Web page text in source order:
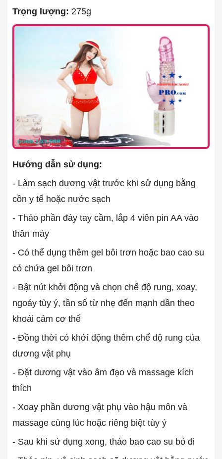
Trọng lượng: 275g
Hướng dẫn sử dụng:
- Làm sạch dương vật trước khi sử dụng bằng
cồn y tế hoặc nước sạch
- Tháo phần đáy tay cầm, lắp 4 viên pin AA vào
thân máy
- Có thể dụng thêm gel bôi trơn hoặc bao cao su
có chứa gel bôi trơn
- Bật nút khởi động và chọn chế độ rung, xoay,
ngoáy tùy ý, tần số từ nhẹ đến mạnh dần theo
khoái cảm cơ thể
- Đồng thời có khởi động thêm chế độ rung của
dương vật phụ
- Đặt dương vật vào âm đạo và massage kích
thích
- Xoay phần dương vật phụ vào hậu môn và
massage cùng lúc hoặc riêng biệt tùy ý
- Sau khi sử dụng xong, tháo bao cao su bỏ đi